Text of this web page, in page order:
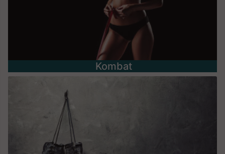
Kombat